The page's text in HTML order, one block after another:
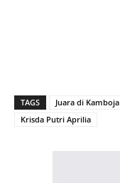
TAGS Juara di Kamboja
Krisda Putri Aprilia